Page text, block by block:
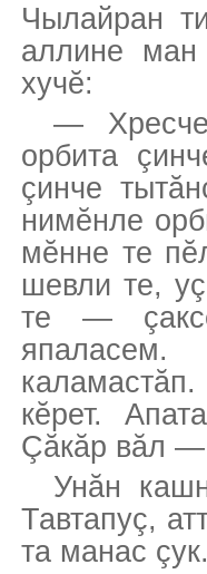
Чылайран
аллине
хучĕ:
—
орбита
çинче
нимĕнле
мĕнне те
шевли те,
те —
кĕрет.
Çăкăр вăл
Унăн
Тавтапуç,
та манас